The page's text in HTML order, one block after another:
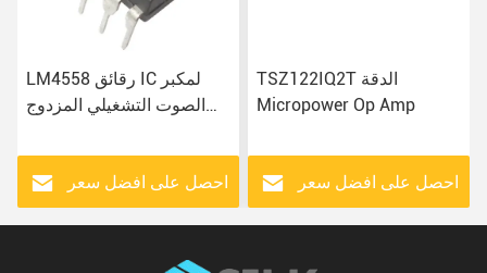
LM4558 رقائق IC لمكبر
الصوت التشغيلي المزدوج
احصل على افضل سعر
TSZ122IQ2T الدقة
Micropower Op Amp
احصل على افضل سعر